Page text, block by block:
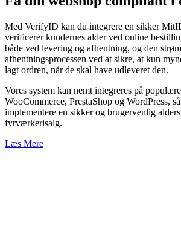
Med VerifyID kan du integrere en sikker
verificerer kundernes alder ved online
både ved levering og afhentning, og den
afhentningsprocessen ved at sikre, at kun
lagt ordren, når de skal have udleveret den.
Vores system kan nemt integreres på
WooCommerce, PrestaShop og WordPress,
implementere en sikker og brugervenlig
fyrværkerisalg.
Læs Mere